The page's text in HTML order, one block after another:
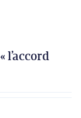
l’accord